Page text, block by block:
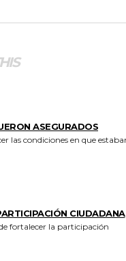
ASEGURADOS
CIUDADANA